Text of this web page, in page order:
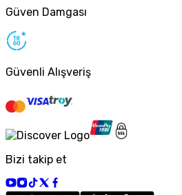
Güven Damgası
Güvenli Alışveriş
Bizi takip et